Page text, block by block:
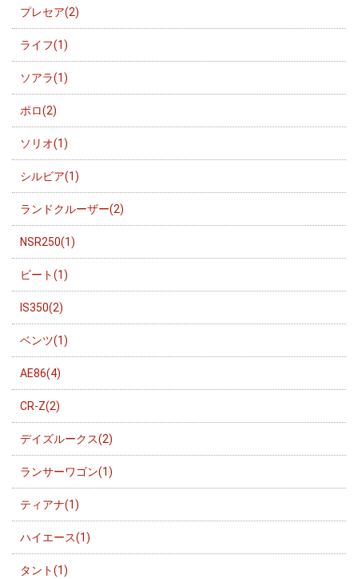
プレセア(2)
ライフ(1)
ソアラ(1)
ポロ(2)
ソリオ(1)
シルビア(1)
ランドクルーザー(2)
NSR250(1)
ビート(1)
IS350(2)
ベンツ(1)
AE86(4)
CR-Z(2)
デイズルークス(2)
ランサーワゴン(1)
ティアナ(1)
ハイエース(1)
タント(1)